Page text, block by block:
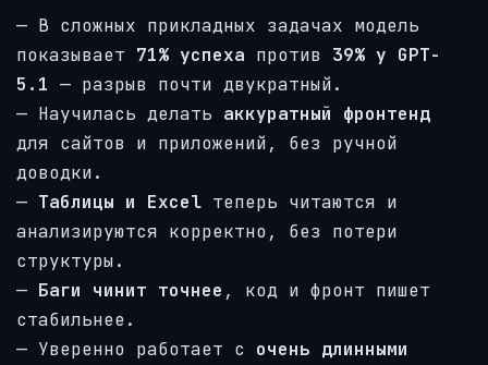
— В сложных прикладных задачах модель
показывает 71% успеха против 39% у GPT-
5.1 — разрыв почти двукратный.
— Научилась делать аккуратный фронтенд
для сайтов и приложений, без ручной
доводки.
— Таблицы и Excel теперь читаются и
анализируются корректно, без потери
структуры.
— Баги чинит точнее , код и фронт пишет
стабильнее.
— Уверенно работает с очень длинными